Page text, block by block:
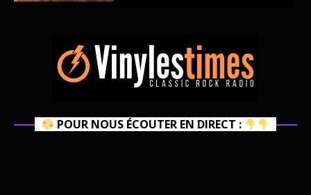
POUR NOUS ÉCOUTER EN DIRECT :